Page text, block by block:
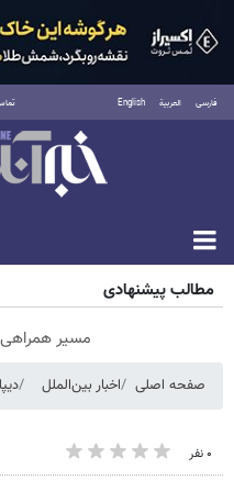
فارسی العربية English
پنجشنبه ۱۵ مرداد ۱۴۰۵
مطالب پیشنهادی
مسیر همراهی
صفحه اصلی اخبار بین‌الملل
۰ نفر